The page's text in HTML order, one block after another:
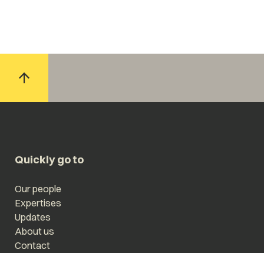
Quickly go to
Our people
Expertises
Updates
About us
Contact